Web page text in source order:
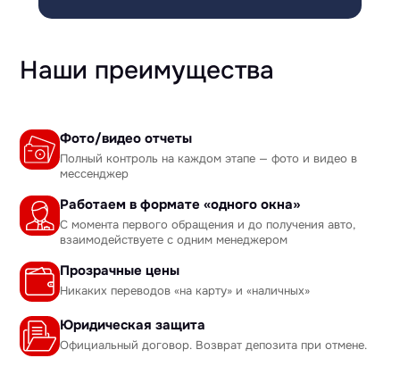
Наши преимущества
Фото/видео отчеты
Полный контроль на каждом этапе — фото и видео в
мессенджер
Работаем в формате «одного окна»
С момента первого обращения и до получения авто,
взаимодействуете с одним менеджером
Прозрачные цены
Никаких переводов «на карту» и «наличных»
Юридическая защита
Официальный договор. Возврат депозита при отмене.